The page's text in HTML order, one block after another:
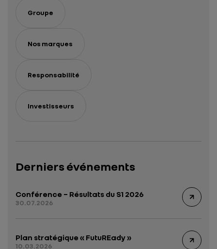
Groupe
Nos marques
Responsabilité
Investisseurs
Derniers événements
Conférence – Résultats du S1 2026
30.07.2026
Plan stratégique « FutuREady »
10.03.2026